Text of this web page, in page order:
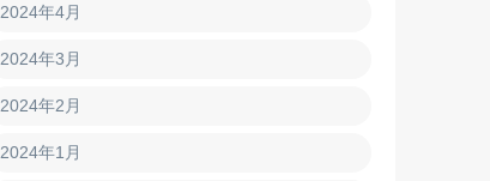
2024年4月
2024年3月
2024年2月
2024年1月